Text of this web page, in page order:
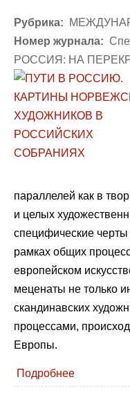
Рубрика:
Номер журнала:
РОССИЯ: НА
параллелей как в
и целых
специфические
рамках общих
европейском
меценаты не только
скандинавских
процессами,
Европы.
Подробнее